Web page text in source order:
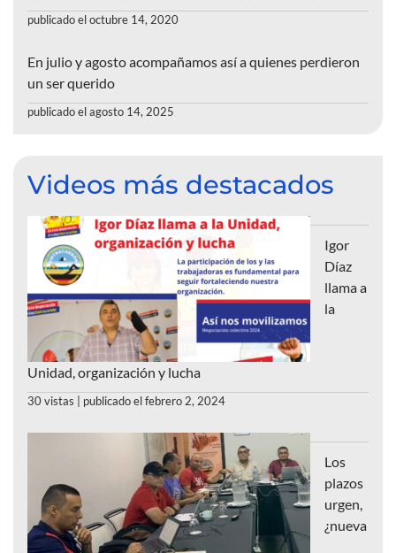
publicado el octubre 14, 2020
En julio y agosto acompañamos así a quienes perdieron
un ser querido
publicado el agosto 14, 2025
Videos más destacados
Igor
Díaz
llama a
la
Unidad, organización y lucha
30 vistas publicado el febrero 2, 2024
Los
plazos
urgen,
¿nueva